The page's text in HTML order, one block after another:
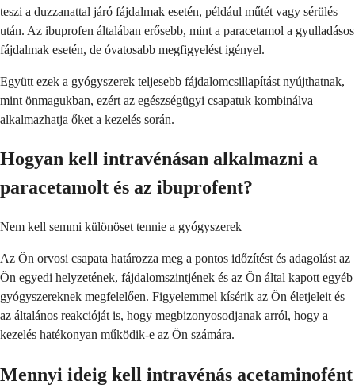
teszi a duzzanattal járó fájdalmak esetén, például műtét vagy sérülés
után. Az ibuprofen általában erősebb, mint a paracetamol a gyulladásos
fájdalmak esetén, de óvatosabb megfigyelést igényel.
Együtt ezek a gyógyszerek teljesebb fájdalomcsillapítást nyújthatnak,
mint önmagukban, ezért az egészségügyi csapatuk kombinálva
alkalmazhatja őket a kezelés során.
Hogyan kell intravénásan alkalmazni a
paracetamolt és az ibuprofent?
Nem kell semmi különöset tennie a gyógyszerek
Az Ön orvosi csapata határozza meg a pontos időzítést és adagolást az
Ön egyedi helyzetének, fájdalomszintjének és az Ön által kapott egyéb
gyógyszereknek megfelelően. Figyelemmel kísérik az Ön életjeleit és
az általános reakcióját is, hogy megbizonyosodjanak arról, hogy a
kezelés hatékonyan működik-e az Ön számára.
Mennyi ideig kell intravénás acetaminofént